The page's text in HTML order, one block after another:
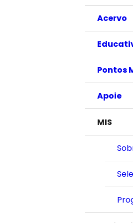
Acervo
Pontos
Apoie
MIS